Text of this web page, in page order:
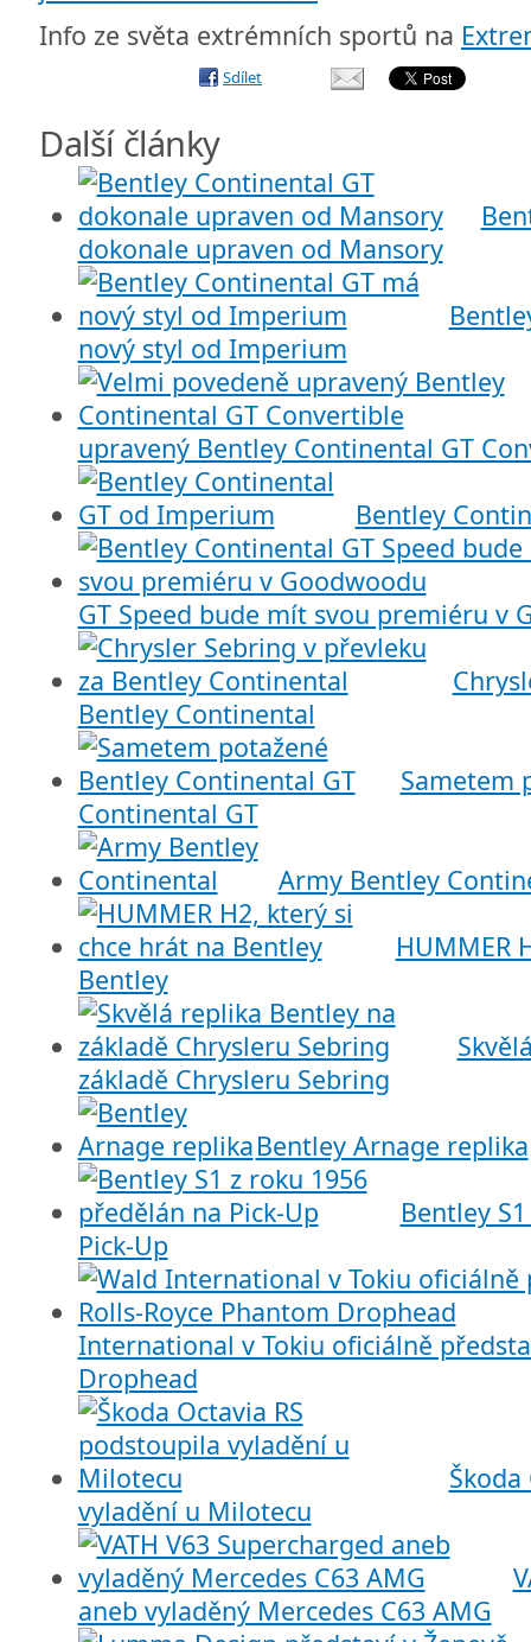
Info ze světa extrémních sportů na
Sdílet
Další články
dokonale upraven od Mansory
nový styl od Imperium
upravený Bentley Continental GT
Bentley
GT Speed bude mít svou premiéru v
Bentley Continental
Sametem
Continental GT
Army Bentley
HUMMER
Bentley
základě Chrysleru Sebring
Bentley Arnage replika
Bentley
Pick-Up
International v Tokiu oficiálně
Drophead
vyladění u Milotecu
aneb vyladěný Mercedes C63 AMG